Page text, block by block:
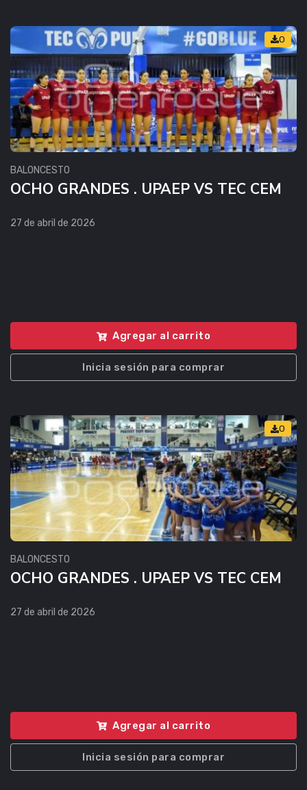
0
BALONCESTO
OCHO GRANDES . UPAEP VS TEC CEM
27 de abril de 2026
Agregar al carrito
Inicia sesión para comprar
0
BALONCESTO
OCHO GRANDES . UPAEP VS TEC CEM
27 de abril de 2026
Agregar al carrito
Inicia sesión para comprar